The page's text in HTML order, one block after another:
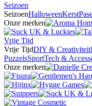
Seizoen
SeizoenHalloweenKerst
Onze merken
Vrije Tijd
Vrije TijdDIY & Creativiteit
PuzzelsSportTech &
Onze merken